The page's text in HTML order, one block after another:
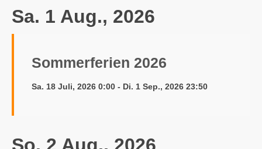
Sa. 1 Aug., 2026
Sommerferien 2026
Sa. 18 Juli, 2026 0:00 - Di. 1 Sep., 2026 23:50
So. 2 Aug., 2026